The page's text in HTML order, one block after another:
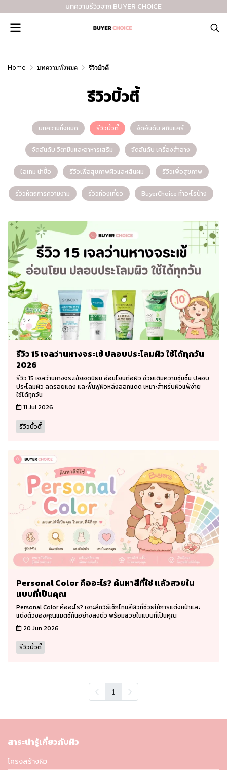
บทความรีวิวจาก BUYER CHOICE
Home บทความทั้งหมด รีวิวบิ้วตี้
รีวิวบิ้วตี้
บทความทั้งหมด รีวิวบิ้วตี้ จัดอันดับ สกินแคร์
จัดอันดับ วิตามินและอาหารเสริม จัดอันดับ เครื่องสำอาง
ไอเทม น่าซื้อ รีวิวเพื่อสุขภาพผิวและเส้นผม รีวิวเพื่อสุขภาพ
รีวิวหัตถการความงาม รีวิวท่องเที่ยว BuyerChoice ทำอะไรบ้าง
รีวิว 15 เจลว่านหางจระเข้ ปลอบประโลมผิว ใช้ได้ทุกวัน
2026
รีวิว 15 เจลว่านหางจระเข้ยอดนิยม อ่อนโยนต่อผิว ช่วยเติมความชุ่มชื้น ปลอบ
ประโลมผิว ลดรอยแดง และฟื้นฟูผิวหลังออกแดด เหมาะสำหรับผิวแพ้ง่าย
ใช้ได้ทุกวัน
11 Jul 2026
รีวิวบิ้วตี้
Personal Color คืออะไร? ค้นหาสีที่ใช่ แล้วสวยใน
แบบที่เป็นคุณ
Personal Color คืออะไร? เจาะลึกวิธีเช็กโทนสีผิวที่ช่วยให้การแต่งหน้าและ
แต่งตัวของคุณแมตช์กันอย่างลงตัว พร้อมสวยในแบบที่เป็นคุณ
20 Jun 2026
รีวิวบิ้วตี้
1
สาระน่ารู้เกี่ยวกับผิว
โครงสร้างผิว